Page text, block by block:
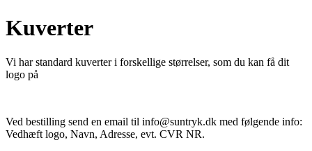
Kuverter
Vi har standard kuverter i forskellige størrelser, som du kan få dit
logo på
Ved bestilling send en email til info@suntryk.dk med følgende info:
Vedhæft logo, Navn, Adresse, evt. CVR NR.